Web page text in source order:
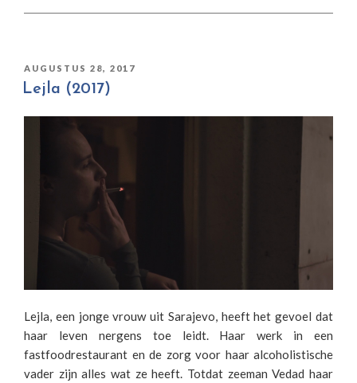
GEPLAATST
OP
AUGUSTUS 28, 2017
Lejla (2017)
Lejla, een jonge vrouw uit Sarajevo, heeft het gevoel dat
haar leven nergens toe leidt. Haar werk in een
fastfoodrestaurant en de zorg voor haar alcoholistische
vader zijn alles wat ze heeft. Totdat zeeman Vedad haar